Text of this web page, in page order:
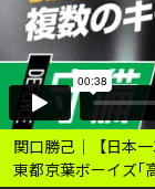
関口勝己｜【日本
東都京葉ボーイズ｢